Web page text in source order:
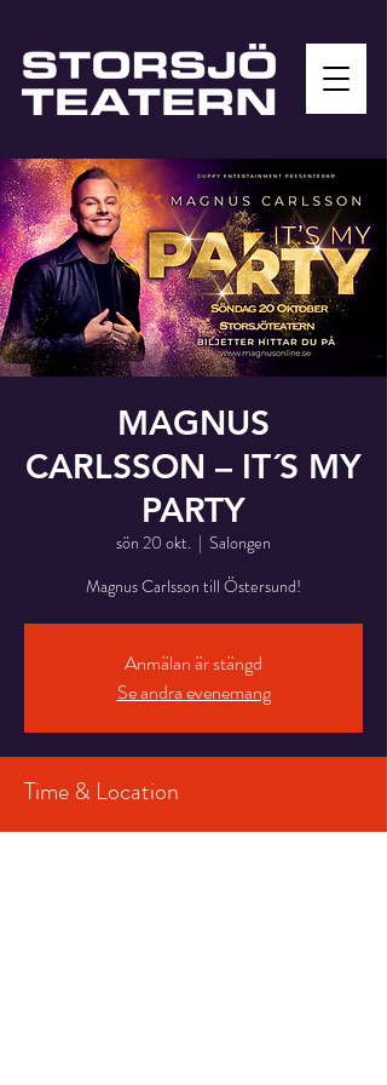
MAGNUS
CARLSSON – IT´S MY
PARTY
sön 20 okt.
  |
Salongen
Magnus Carlsson till Östersund!
Anmälan är stängd
Se andra evenemang
Time & Location
20 okt. 2024 18:00 – 19:30